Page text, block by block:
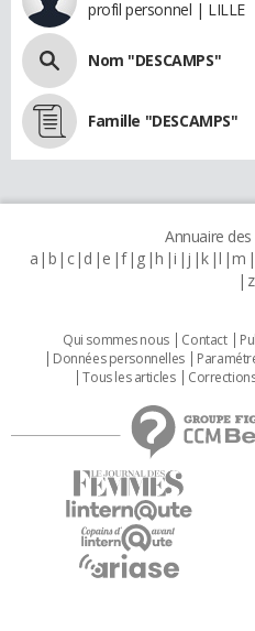
profil personnel | LILLE
Nom "DESCAMPS"
Famille "DESCAMPS"
Annuaire
a b c d e f g h i j k l m
z
Qui sommes nous Contact
Données personnelles
Tous les articles